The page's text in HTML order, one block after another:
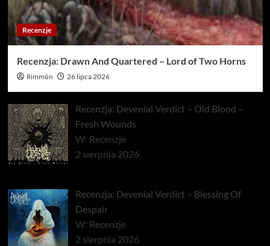
Recenzje
Recenzja: Drawn And Quartered – Lord of Two Horns
Rimmön 26 lipca 2026
Recenzja: Devenial Verdict – Old Blood –
Fresh Wounds
W: Recenzje
2 sierpnia 2026
Recenzja: Devenial Verdict – Blessing Of
Despair
W: Recenzje
2 sierpnia 2026